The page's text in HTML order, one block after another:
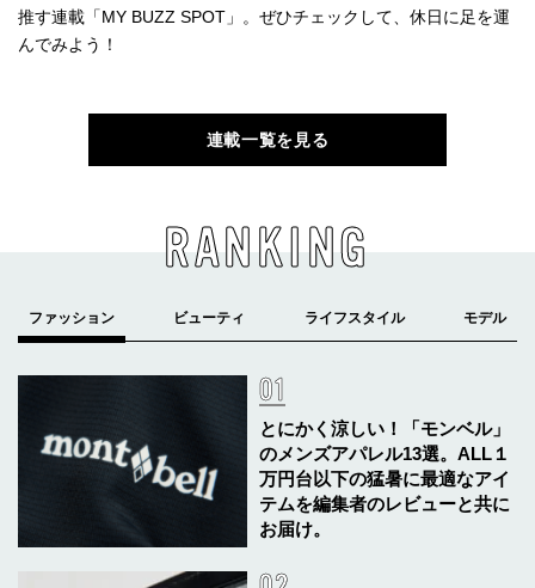
推す連載「MY BUZZ SPOT」。ぜひチェックして、休日に足を運
んでみよう！
連載一覧を見る
RANKING
とにかく涼しい！「モンベル」
のメンズアパレル13選。ALL１
万円台以下の猛暑に最適なアイ
テムを編集者のレビューと共に
お届け。